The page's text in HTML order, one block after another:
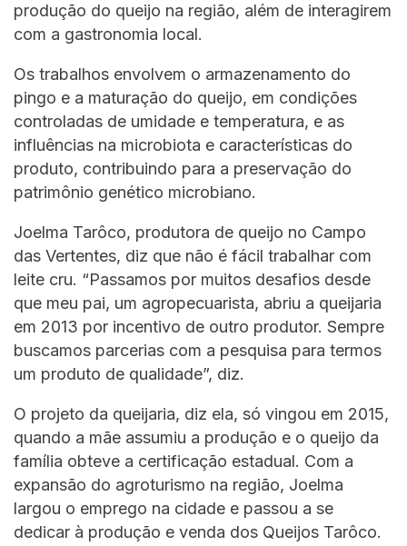
produção do queijo na região, além de interagirem
com a gastronomia local.
Os trabalhos envolvem o armazenamento do
pingo e a maturação do queijo, em condições
controladas de umidade e temperatura, e as
influências na microbiota e características do
produto, contribuindo para a preservação do
patrimônio genético microbiano.
Joelma Tarôco, produtora de queijo no Campo
das Vertentes, diz que não é fácil trabalhar com
leite cru. “Passamos por muitos desafios desde
que meu pai, um agropecuarista, abriu a queijaria
em 2013 por incentivo de outro produtor. Sempre
buscamos parcerias com a pesquisa para termos
um produto de qualidade”, diz.
O projeto da queijaria, diz ela, só vingou em 2015,
quando a mãe assumiu a produção e o queijo da
família obteve a certificação estadual. Com a
expansão do agroturismo na região, Joelma
largou o emprego na cidade e passou a se
dedicar à produção e venda dos Queijos Tarôco.